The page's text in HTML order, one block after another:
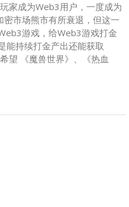
家成为Web3用户，一度成为
市场熊市有所衰退，但这一
游戏，给Web3游戏打金
能持续打金产出还能获取
望 《魔兽世界》、《热血